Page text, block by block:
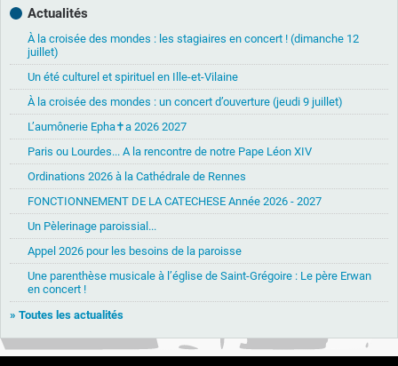
Actualités
À la croisée des mondes : les stagiaires en concert ! (dimanche 12
juillet)
Un été culturel et spirituel en Ille-et-Vilaine
À la croisée des mondes : un concert d’ouverture (jeudi 9 juillet)
L’aumônerie Epha✝a 2026 2027
Paris ou Lourdes... A la rencontre de notre Pape Léon XIV
Ordinations 2026 à la Cathédrale de Rennes
FONCTIONNEMENT DE LA CATECHESE Année 2026 - 2027
Un Pèlerinage paroissial...
Appel 2026 pour les besoins de la paroisse
Une parenthèse musicale à l’église de Saint-Grégoire : Le père Erwan
en concert !
» Toutes les actualités